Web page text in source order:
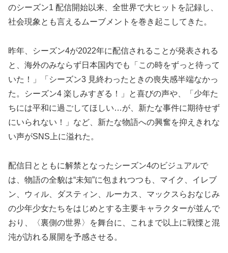
のシーズン1 配信開始以来、全世界で大ヒットを記録し、
社会現象とも言えるムーブメントを巻き起こしてきた。
昨年、シーズン4が2022年に配信されることが発表される
と、海外のみならず日本国内でも「この時をずっと待って
いた！」「シーズン3 見終わったときの喪失感半端なかっ
た。シーズン4 楽しみすぎる！」と喜びの声や、「少年た
ちには平和に過ごしてほしい…が、新たな事件に期待せず
にいられない！」など、新たな物語への興奮を抑えきれな
い声がSNS上に溢れた。
配信日とともに解禁となったシーズン4のビジュアルで
は、物語の全貌は“未知”に包まれつつも、マイク、イレブ
ン、ウィル、ダスティン、ルーカス、マックスらおなじみ
の少年少女たちをはじめとする主要キャラクターが並んで
おり、〈裏側の世界〉を舞台に、これまで以上に戦慄と混
沌が訪れる展開を予感させる。